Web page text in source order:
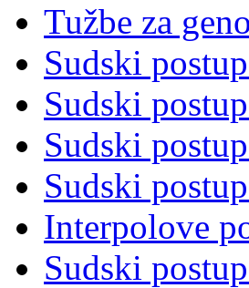
Tužbe za
Sudski
Sudski
Sudski
Sudski
Interpolove
Sudski